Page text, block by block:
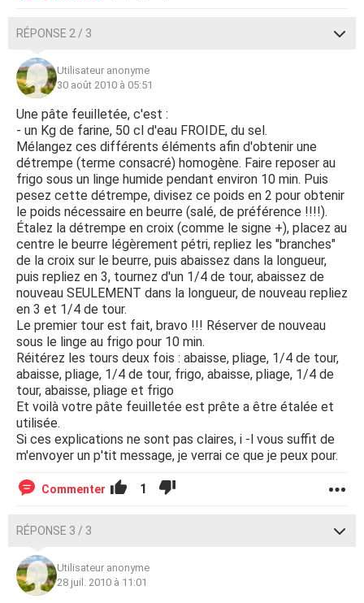
RÉPONSE 2 / 3
Utilisateur anonyme
30 août 2010 à 05:51
Une pâte feuilletée, c'est :
- un Kg de farine, 50 cl d'eau FROIDE, du sel.
Mélangez ces différents éléments afin d'obtenir une
détrempe (terme consacré) homogène. Faire reposer au
frigo sous un linge humide pendant environ 10 min. Puis
pesez cette détrempe, divisez ce poids en 2 pour obtenir
le poids nécessaire en beurre (salé, de préférence !!!!).
Étalez la détrempe en croix (comme le signe +), placez au
centre le beurre légèrement pétri, repliez les "branches"
de la croix sur le beurre, puis abaissez dans la longueur,
puis repliez en 3, tournez d'un 1/4 de tour, abaissez de
nouveau SEULEMENT dans la longueur, de nouveau repliez
en 3 et 1/4 de tour.
Le premier tour est fait, bravo !!! Réserver de nouveau
sous le linge au frigo pour 10 min.
Réitérez les tours deux fois : abaisse, pliage, 1/4 de tour,
abaisse, pliage, 1/4 de tour, frigo, abaisse, pliage, 1/4 de
tour, abaisse, pliage et frigo
Et voilà votre pâte feuilletée est prête a être étalée et
utilisée.
Si ces explications ne sont pas claires, i -l vous suffit de
m'envoyer un p'tit message, je verrai ce que je peux pour.
Commenter 1
RÉPONSE 3 / 3
Utilisateur anonyme
28 juil. 2010 à 11:01